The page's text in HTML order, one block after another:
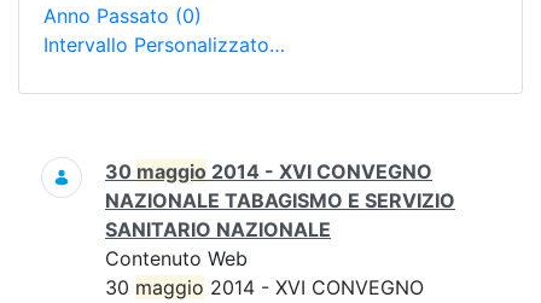
Anno Passato (0)
Intervallo Personalizzato…
Ricerca
30 maggio 2014 - XVI CONVEGNO
NAZIONALE TABAGISMO E SERVIZIO
SANITARIO NAZIONALE
Contenuto Web
30 maggio 2014 - XVI CONVEGNO